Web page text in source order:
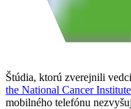
Štúdia, ktorú zverejnili
the National Cancer Institute
mobilného telefónu